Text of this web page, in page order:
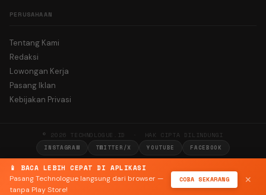
📱 BACA LEBIH CEPAT DI APLIKASI
Pasang Technologue langsung dari browser —
tanpa Play Store!
COBA SEKARANG ✕
PERUSAHAAN
Tentang Kami
Redaksi
Lowongan Kerja
Pasang Iklan
Kebijakan Privasi
© 2026 TECHNOLOGUE.ID · HAK CIPTA DILINDUNGI
INSTAGRAM TWITTER/X YOUTUBE FACEBOOK